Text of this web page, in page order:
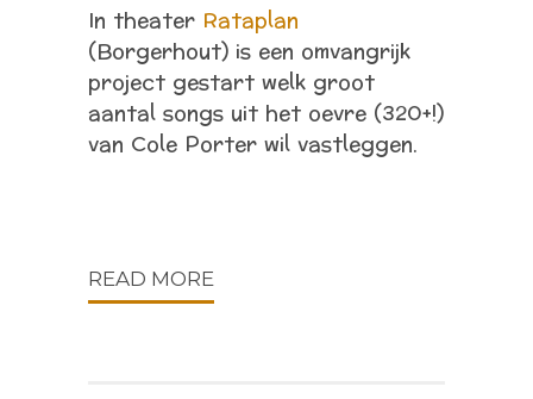
In theater Rataplan
(Borgerhout) is een omvangrijk
project gestart welk groot
aantal songs uit het oevre (320+!)
van Cole Porter wil vastleggen.
READ MORE